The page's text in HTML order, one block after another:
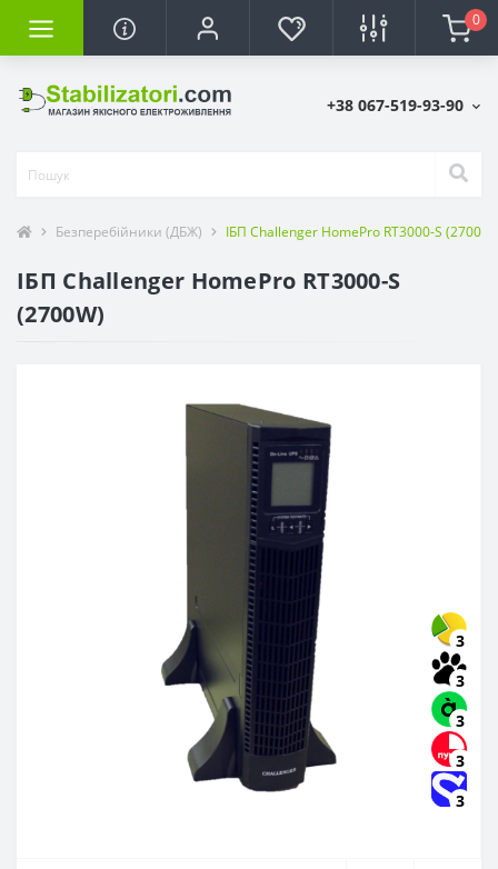
0
+38 067-519-93-90
Безперебійники (ДБЖ) ІБП Challenger HomePro RT3000-S (2700W)
ІБП Challenger HomePro RT3000-S
(2700W)
3
3
3
3
3